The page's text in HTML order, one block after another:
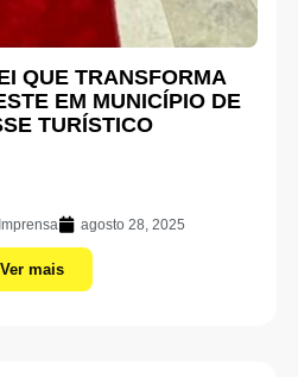
QUE TRANSFORMA
EM MUNICÍPIO DE
TURÍSTICO
agosto 28, 2025
Ver mais